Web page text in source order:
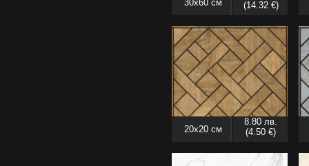
30x60 см
(14.32 €)
20x20 см
8.80 лв.
(4.50 €)